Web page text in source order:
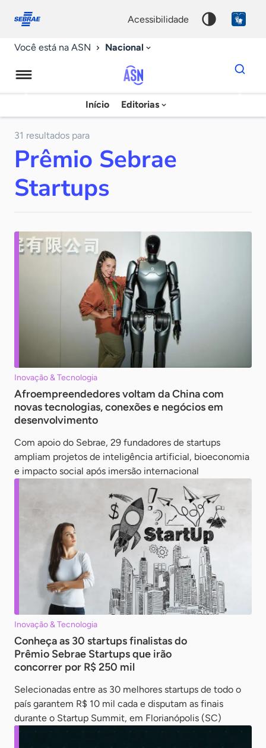
conosco
acessibilidade
Você está na ASN Nacional
Agência
Sebrae
Notícias
Início Editorias
Dados
para
chave
31 resultados para
Prêmio Sebrae
Startups
Inovação & Tecnologia
Afroempreendedores voltam da China com
novas tecnologias, conexões e negócios em
desenvolvimento
Com apoio do Sebrae, 29 fundadores de startups
ampliam projetos de inteligência artificial, bioeconomia
e impacto social após imersão internacional
Inovação & Tecnologia
Conheça as 30 startups finalistas do
Prêmio Sebrae Startups que irão
concorrer por R$ 250 mil
Selecionadas entre as 30 melhores startups de todo o
país garantem R$ 10 mil cada e disputam as finais
durante o Startup Summit, em Florianópolis (SC)